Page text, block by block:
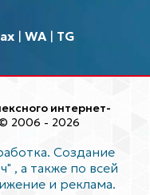
| WA| TG
интернет-
2006 - 2026
Создание
, а также по всей
и реклама.